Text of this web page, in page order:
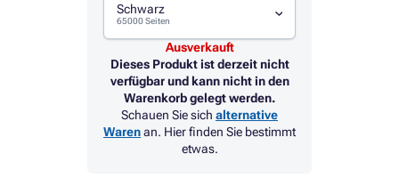
Schwarz
65000 Seiten
Ausverkauft
Dieses Produkt ist derzeit nicht
verfügbar und kann nicht in den
Warenkorb gelegt werden.
Schauen Sie sich alternative
Warenan. Hier finden Sie bestimmt
etwas.